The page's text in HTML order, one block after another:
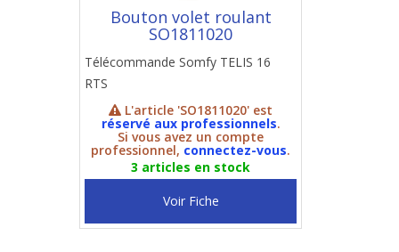
Bouton volet roulant
SO1811020
Télécommande Somfy TELIS 16
RTS
L'article 'SO1811020' est
réservé aux professionnels.
Si vous avez un compte
professionnel, connectez-vous.
3 articles en stock
Voir Fiche